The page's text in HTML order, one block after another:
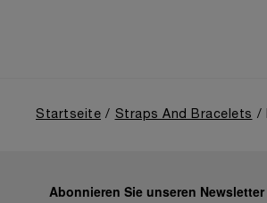
Startseite Straps And Bracelets
Abonnieren Sie unseren Newsletter